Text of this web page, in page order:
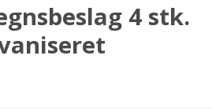
4 stk.